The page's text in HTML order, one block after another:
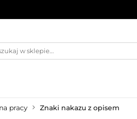
BRD
pracy Znaki nakazu z opisem